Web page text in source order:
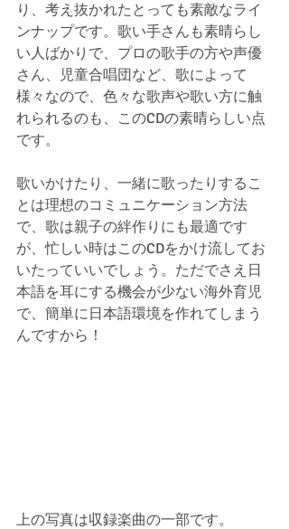
り、考え抜かれたとっても素敵なライ
ンナップです。歌い手さんも素晴らし
い人ばかりで、プロの歌手の方や声優
さん、児童合唱団など、歌によって
様々なので、色々な歌声や歌い方に触
れられるのも、このCDの素晴らしい点
です。
歌いかけたり、一緒に歌ったりするこ
とは理想のコミュニケーション方法
で、歌は親子の絆作りにも最適です
が、忙しい時はこのCDをかけ流してお
いたっていいでしょう。ただでさえ日
本語を耳にする機会が少ない海外育児
で、簡単に日本語環境を作れてしまう
んですから！
上の写真は収録楽曲の一部です。